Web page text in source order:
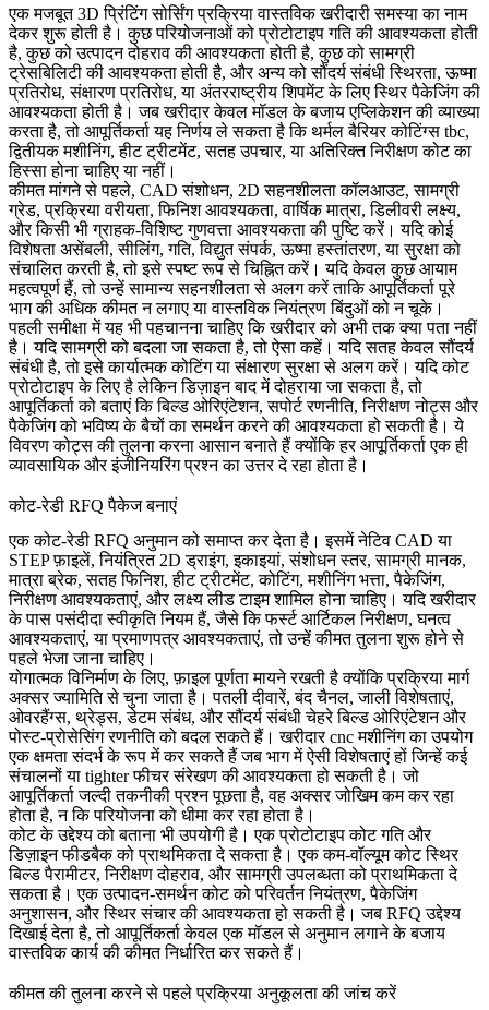
एक मजबूत 3D प्रिंटिंग सोर्सिंग प्रक्रिया वास्तविक खरीदारी समस्या का नाम
देकर शुरू होती है। कुछ परियोजनाओं को प्रोटोटाइप गति की आवश्यकता होती
है, कुछ को उत्पादन दोहराव की आवश्यकता होती है, कुछ को सामग्री
ट्रेसबिलिटी की आवश्यकता होती है, और अन्य को सौंदर्य संबंधी स्थिरता, ऊष्मा
प्रतिरोध, संक्षारण प्रतिरोध, या अंतरराष्ट्रीय शिपमेंट के लिए स्थिर पैकेजिंग की
आवश्यकता होती है। जब खरीदार केवल मॉडल के बजाय एप्लिकेशन की व्याख्या
करता है, तो आपूर्तिकर्ता यह निर्णय ले सकता है किथर्मल बैरियर कोटिंग्स tbc,
द्वितीयक मशीनिंग, हीट ट्रीटमेंट, सतह उपचार, या अतिरिक्त निरीक्षण कोट का
हिस्सा होना चाहिए या नहीं।
कीमत मांगने से पहले, CAD संशोधन, 2D सहनशीलता कॉलआउट, सामग्री
ग्रेड, प्रक्रिया वरीयता, फिनिश आवश्यकता, वार्षिक मात्रा, डिलीवरी लक्ष्य,
और किसी भी ग्राहक-विशिष्ट गुणवत्ता आवश्यकता की पुष्टि करें। यदि कोई
विशेषता असेंबली, सीलिंग, गति, विद्युत संपर्क, ऊष्मा हस्तांतरण, या सुरक्षा को
संचालित करती है, तो इसे स्पष्ट रूप से चिह्नित करें। यदि केवल कुछ आयाम
महत्वपूर्ण हैं, तो उन्हें सामान्य सहनशीलता से अलग करें ताकि आपूर्तिकर्ता पूरे
भाग की अधिक कीमत न लगाए या वास्तविक नियंत्रण बिंदुओं को न चूके।
पहली समीक्षा में यह भी पहचानना चाहिए कि खरीदार को अभी तक क्या पता नहीं
है। यदि सामग्री को बदला जा सकता है, तो ऐसा कहें। यदि सतह केवल सौंदर्य
संबंधी है, तो इसे कार्यात्मक कोटिंग या संक्षारण सुरक्षा से अलग करें। यदि कोट
प्रोटोटाइप के लिए है लेकिन डिज़ाइन बाद में दोहराया जा सकता है, तो
आपूर्तिकर्ता को बताएं कि बिल्ड ओरिएंटेशन, सपोर्ट रणनीति, निरीक्षण नोट्स और
पैकेजिंग को भविष्य के बैचों का समर्थन करने की आवश्यकता हो सकती है। ये
विवरण कोट्स की तुलना करना आसान बनाते हैं क्योंकि हर आपूर्तिकर्ता एक ही
व्यावसायिक और इंजीनियरिंग प्रश्न का उत्तर दे रहा होता है।
कोट-रेडी RFQ पैकेज बनाएं
एक कोट-रेडी RFQ अनुमान को समाप्त कर देता है। इसमें नेटिव CAD या
STEP फ़ाइलें, नियंत्रित 2D ड्राइंग, इकाइयां, संशोधन स्तर, सामग्री मानक,
मात्रा ब्रेक, सतह फिनिश, हीट ट्रीटमेंट, कोटिंग, मशीनिंग भत्ता, पैकेजिंग,
निरीक्षण आवश्यकताएं, और लक्ष्य लीड टाइम शामिल होना चाहिए। यदि खरीदार
के पास पसंदीदा स्वीकृति नियम हैं, जैसे कि फर्स्ट आर्टिकल निरीक्षण, घनत्व
आवश्यकताएं, या प्रमाणपत्र आवश्यकताएं, तो उन्हें कीमत तुलना शुरू होने से
पहले भेजा जाना चाहिए।
योगात्मक विनिर्माण के लिए, फ़ाइल पूर्णता मायने रखती है क्योंकि प्रक्रिया मार्ग
अक्सर ज्यामिति से चुना जाता है। पतली दीवारें, बंद चैनल, जाली विशेषताएं,
ओवरहैंग्स, थ्रेड्स, डेटम संबंध, और सौंदर्य संबंधी चेहरे बिल्ड ओरिएंटेशन और
पोस्ट-प्रोसेसिंग रणनीति को बदल सकते हैं। खरीदारcnc मशीनिंगका उपयोग
एक क्षमता संदर्भ के रूप में कर सकते हैं जब भाग में ऐसी विशेषताएं हों जिन्हें कई
संचालनों या tighter फीचर संरेखण की आवश्यकता हो सकती है। जो
आपूर्तिकर्ता जल्दी तकनीकी प्रश्न पूछता है, वह अक्सर जोखिम कम कर रहा
होता है, न कि परियोजना को धीमा कर रहा होता है।
कोट के उद्देश्य को बताना भी उपयोगी है। एक प्रोटोटाइप कोट गति और
डिज़ाइन फीडबैक को प्राथमिकता दे सकता है। एक कम-वॉल्यूम कोट स्थिर
बिल्ड पैरामीटर, निरीक्षण दोहराव, और सामग्री उपलब्धता को प्राथमिकता दे
सकता है। एक उत्पादन-समर्थन कोट को परिवर्तन नियंत्रण, पैकेजिंग
अनुशासन, और स्थिर संचार की आवश्यकता हो सकती है। जब RFQ उद्देश्य
दिखाई देता है, तो आपूर्तिकर्ता केवल एक मॉडल से अनुमान लगाने के बजाय
वास्तविक कार्य की कीमत निर्धारित कर सकते हैं।
कीमत की तुलना करने से पहले प्रक्रिया अनुकूलता की जांच करें